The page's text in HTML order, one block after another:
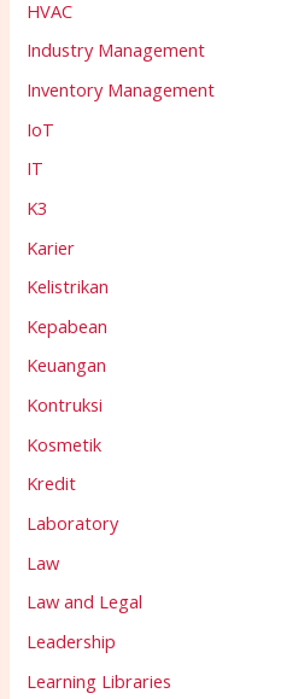
HVAC
Industry Management
Inventory Management
IoT
IT
K3
Karier
Kelistrikan
Kepabean
Keuangan
Kontruksi
Kosmetik
Kredit
Laboratory
Law
Law and Legal
Leadership
Learning Libraries